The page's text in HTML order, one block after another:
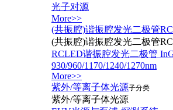
光子对源
More>>
(共振腔)谐振腔发光二极管
(共振腔)谐振腔发光二极管
RCLED谐振腔发光二极管
930/960/1170/1240/1270nm
More>>
紫外/等离子体光源子分类
紫外/等离子体光源